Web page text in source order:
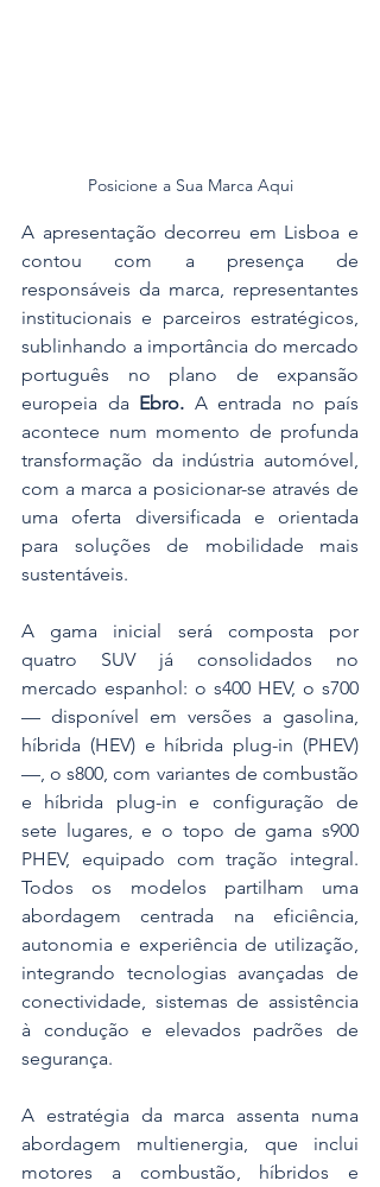
Posicione a Sua Marca Aqui
A apresentação decorreu em Lisboa e
contou com a presença de
responsáveis da marca, representantes
institucionais e parceiros estratégicos,
sublinhando a importância do mercado
português no plano de expansão
europeia da Ebro. A entrada no país
acontece num momento de profunda
transformação da indústria automóvel,
com a marca a posicionar-se através de
uma oferta diversificada e orientada
para soluções de mobilidade mais
sustentáveis.
A gama inicial será composta por
quatro SUV já consolidados no
mercado espanhol: o s400 HEV, o s700
— disponível em versões a gasolina,
híbrida (HEV) e híbrida plug-in (PHEV)
—, o s800, com variantes de combustão
e híbrida plug-in e configuração de
sete lugares, e o topo de gama s900
PHEV, equipado com tração integral.
Todos os modelos partilham uma
abordagem centrada na eficiência,
autonomia e experiência de utilização,
integrando tecnologias avançadas de
conectividade, sistemas de assistência
à condução e elevados padrões de
segurança.
A estratégia da marca assenta numa
abordagem multienergia, que inclui
motores a combustão, híbridos e